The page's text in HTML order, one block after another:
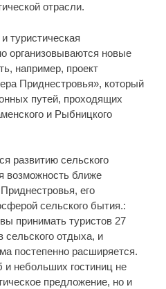
отрасли.
туристическая
организовываются новые
например, проект
Приднестровья», который
путей, проходящих
и Рыбницкого
развитию сельского
возможность ближе
его
сельского бытия.:
принимать туристов 27
сельского отдыха, и
постепенно расширяется.
и небольших гостиниц не
предложение, но и